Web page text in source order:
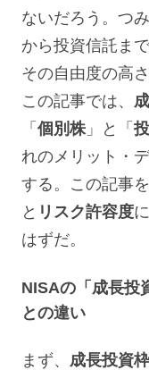
ないだろう。つ
から投資信託ま
その自由度の高
この記事では、
「 個別株 」と「
れのメリット・
する。この記事
と リスク許容度
はずだ。
NISAの「成長投
との違い
まず、 成長投資枠